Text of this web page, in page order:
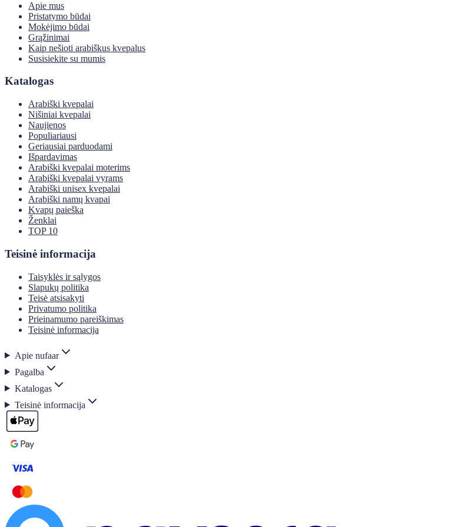
Apie mus
Pristatymo būdai
Mokėjimo būdai
Grąžinimai
Kaip nešioti arabiškus kvepalus
Susisiekite su mumis
Katalogas
Arabiški kvepalai
Nišiniai kvepalai
Naujienos
Populiariausi
Geriausiai parduodami
Išpardavimas
Arabiški kvepalai moterims
Arabiški kvepalai vyrams
Arabiški unisex kvepalai
Arabiški namų kvapai
Kvapų paieška
Ženklai
TOP 10
Teisinė informacija
Taisyklės ir sąlygos
Slapukų politika
Teisė atsisakyti
Privatumo politika
Prieinamumo pareiškimas
Teisinė informacija
Apie nufaar
Pagalba
Katalogas
Teisinė informacija